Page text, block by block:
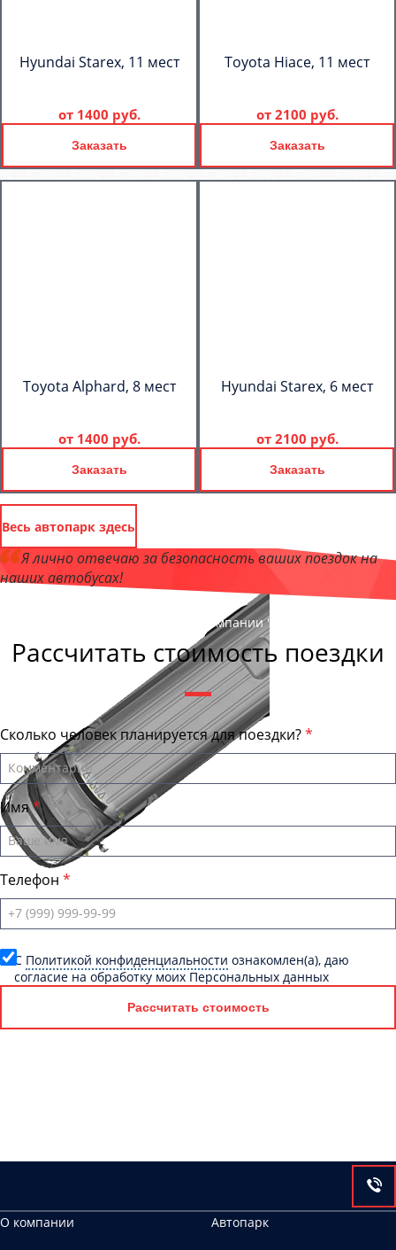
Hyundai Starex, 11 мест
от 1400 руб.
Заказать
Toyota Hiace, 11 мест
от 2100 руб.
Заказать
Toyota Alphard, 8 мест
от 1400 руб.
Заказать
Hyundai Starex, 6 мест
от 2100 руб.
Заказать
Весь автопарк здесь
Я лично отвечаю за безопасность ваших поездок на
наших автобусах!
, директор компании "ВологдаБас"
Рассчитать стоимость поездки
Сколько человек планируется для поездки?
Имя
Телефон
C Политикой конфиденциальности ознакомлен(а), даю
согласие на обработку моих Персональных данных
Рассчитать стоимость
О компании
Автопарк